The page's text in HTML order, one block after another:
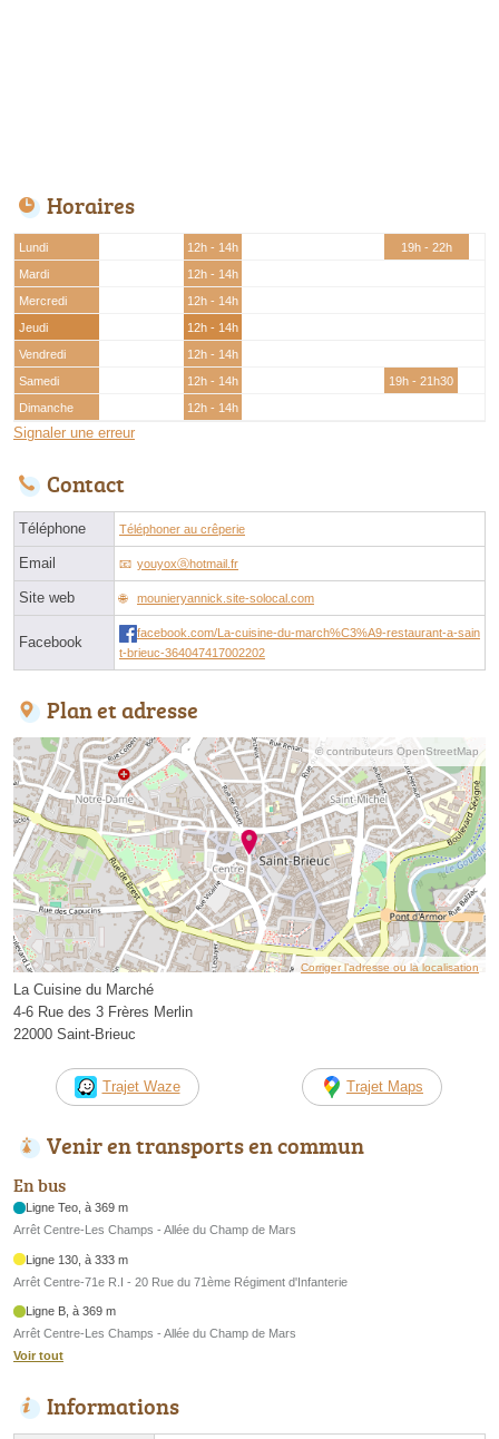
Horaires
Lundi 12h - 14h
19h - 22h
Mardi
12h - 14h
Mercredi
12h - 14h
Jeudi
12h - 14h
Vendredi
12h - 14h
Samedi
12h - 14h
19h - 21h30
Dimanche
12h - 14h
Signaler une erreur
Contact
Téléphone Téléphoner au crêperie
Email youyoxⓐhotmail.fr
Site web mounieryannick.site-solocal.com
Facebook
facebook.com/La-cuisine-du-march%C3%A9-restaurant-a-sain
t-brieuc-364047417002202
Plan et adresse
© contributeurs OpenStreetMap
Corriger l’adresse ou la localisation
La Cuisine du Marché
4-6 Rue des 3 Frères Merlin
22000 Saint-Brieuc
Trajet Waze Trajet Maps
Venir en transports en commun
En bus
Ligne Teo, à 369 m
Arrêt Centre-Les Champs - Allée du Champ de Mars
Ligne 130, à 333 m
Arrêt Centre-71e R.I - 20 Rue du 71ème Régiment d'Infanterie
Ligne B, à 369 m
Arrêt Centre-Les Champs - Allée du Champ de Mars
Voir tout
Informations